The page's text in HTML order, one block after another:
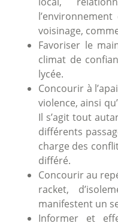
voisinage,
Favoriser le
climat de
lycée.
Concourir à
violence, ainsi
Il s’agit tout
différents
charge des
différé.
Concourir au
racket,
manifestent un
Informer et